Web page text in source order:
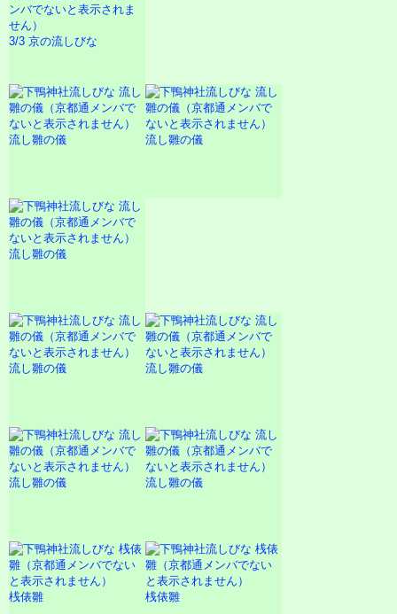
3/3 京の流しびな
流し雛の儀 流し雛の儀
流し雛の儀
流し雛の儀 流し雛の儀
流し雛の儀 流し雛の儀
桟俵雛 桟俵雛